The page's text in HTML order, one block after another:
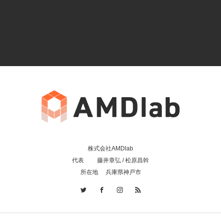
株式会社AMDlab
代表 藤井章弘 / 松原昌幹
所在地 兵庫県神戸市